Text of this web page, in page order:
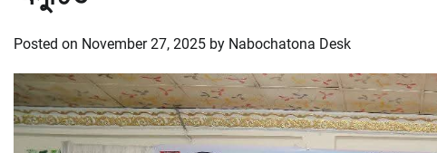
Posted on November 27, 2025 by Nabochatona Desk